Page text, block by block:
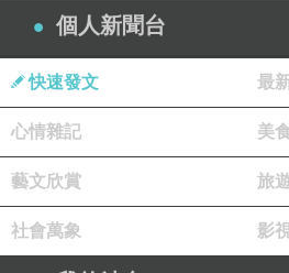
２００６．１０．５
上一篇：
下一篇：
個人新聞台
快速發文 最
心情雜記 美
藝文欣賞 旅
社會萬象 影